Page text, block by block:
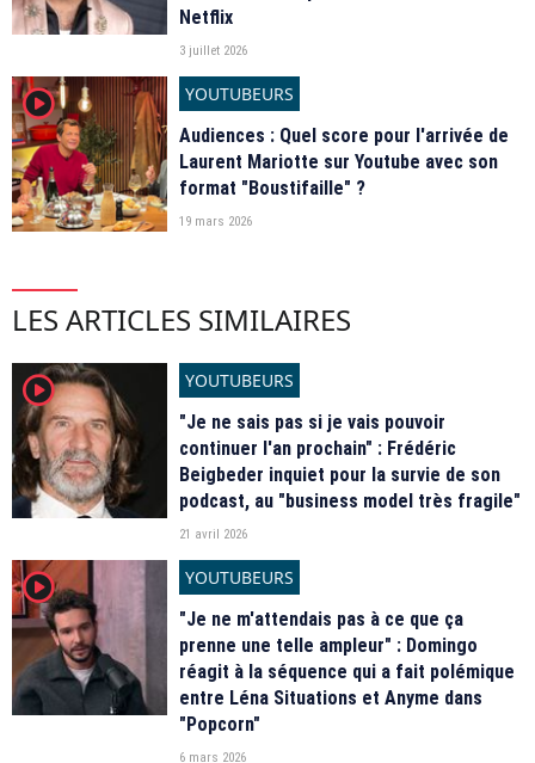
Netflix
3 juillet 2026
player2
YOUTUBEURS
Audiences : Quel score pour l'arrivée de
Laurent Mariotte sur Youtube avec son
format "Boustifaille" ?
19 mars 2026
LES ARTICLES SIMILAIRES
player2
YOUTUBEURS
"Je ne sais pas si je vais pouvoir
continuer l'an prochain" : Frédéric
Beigbeder inquiet pour la survie de son
podcast, au "business model très fragile"
21 avril 2026
player2
YOUTUBEURS
"Je ne m'attendais pas à ce que ça
prenne une telle ampleur" : Domingo
réagit à la séquence qui a fait polémique
entre Léna Situations et Anyme dans
"Popcorn"
6 mars 2026